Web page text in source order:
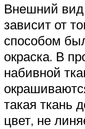
Внешний вид
зависит от
способом
окраска. В
набивной
такая ткань
цвет, не